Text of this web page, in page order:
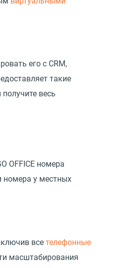
его с CRM,
такие
весь
OFFICE номера
номера у местных
все телефонные
масштабирования